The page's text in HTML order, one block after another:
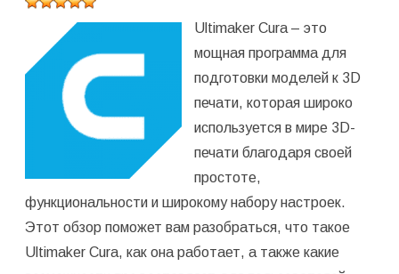
Оцените
программу
(1 259
оценок,
среднее:
из 5)
Ultimaker Cura – это
мощная программа для
подготовки моделей к 3D
печати, которая широко
используется в мире 3D-
печати благодаря своей
простоте,
функциональности и широкому набору настроек.
Этот обзор поможет вам разобраться, что такое
Ultimaker Cura, как она работает, а также какие